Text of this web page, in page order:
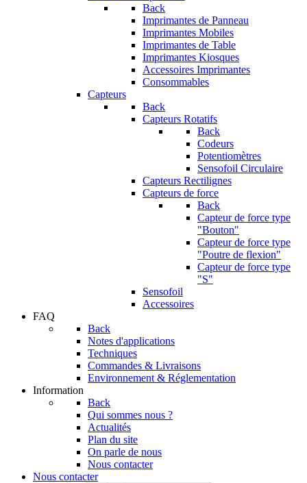
Back
Imprimantes de Panneau
Imprimantes Mobiles
Imprimantes de Table
Imprimantes Kiosques
Accessoires Imprimantes
Consommables
Capteurs
Back
Capteurs Rotatifs
Back
Codeurs
Potentiomètres
Sensofoil Circulaire
Capteurs Rectilignes
Capteurs de force
Back
Capteur de force type
"Bouton"
Capteur de force type
"Poutre de flexion"
Capteur de force type
"S"
Sensofoil
Accessoires
FAQ
Back
Notes d'applications
Techniques
Commandes & Livraisons
Environnement & Réglementation
Information
Back
Qui sommes nous ?
Actualités
Plan du site
On parle de nous
Nous contacter
Nous contacter